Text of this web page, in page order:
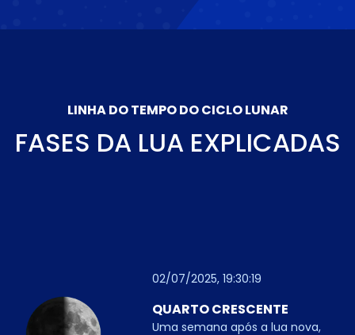
LINHA DO TEMPO DO CICLO LUNAR
FASES DA LUA EXPLICADAS
02/07/2025, 19:30:19
QUARTO CRESCENTE
Uma semana após a lua nova,